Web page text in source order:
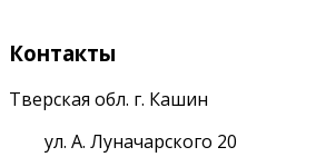
Контакты
Тверская обл. г. Кашин
ул. А. Луначарского 20